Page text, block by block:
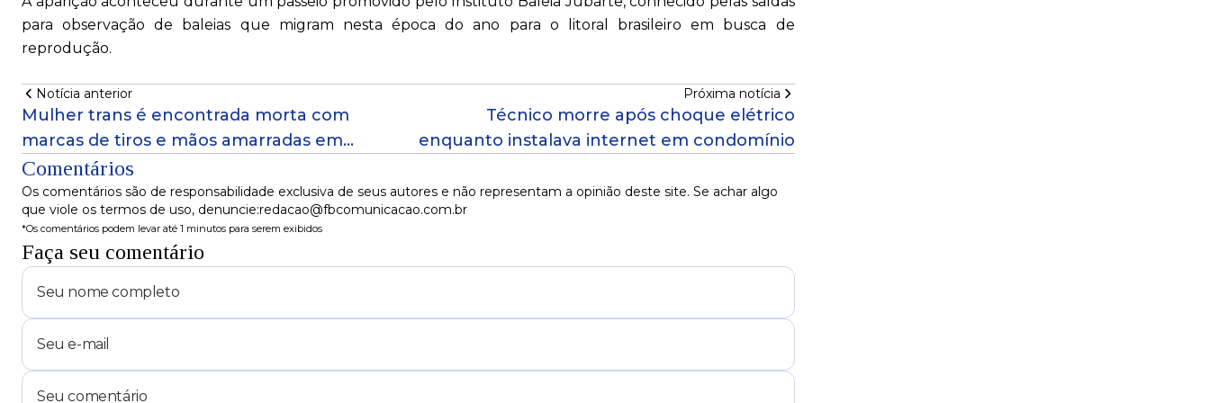
para observação de baleias que migram nesta época do ano para o litoral brasileiro em busca de
reprodução.
Notícia anterior
Mulher trans é encontrada morta com
marcas de tiros e mãos amarradas em
Salvador
Próxima notícia
Técnico morre após choque elétrico
enquanto instalava internet em condomínio
Comentários
Os comentários são de responsabilidade exclusiva de seus autores e não representam a opinião deste site. Se achar algo
que viole os termos de uso, denuncie:redacao@fbcomunicacao.com.br
*Os comentários podem levar até 1 minutos para serem exibidos
Faça seu comentário